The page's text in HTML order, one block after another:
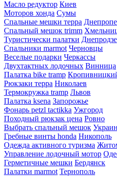
Масло редуктор Киев
Моторов хонда Сумы
Спальные мешки терра
Спальный мешок trimm
Туристически палатки
Спальники marmot Черновцы
Веселые подарки Черкассы
Двухтактных лодочных Винница
Палатка bike tramp
Рюкзаки терра Николаев
Термокружка tramp Львов
Палатка ksena Запорожье
Фонарь petzl tactikka Ужгород
Походный рюкзак цена Ровно
Выбрать спальный мешок
Гребные винты honda Никополь
Одежда активного туризма
Управление лодочный мотор
Герметичные мешки Бердянск
Палатки marmot Тернополь